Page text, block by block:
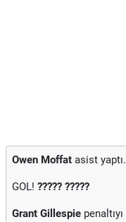
Owen Moffat asist yaptı.
GOL! ????? ?????
Grant Gillespie penaltıyı